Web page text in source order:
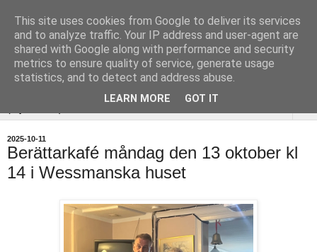
Uddevalla
Hembygdsförening
2025-10-11
Berättarkafé måndag den 13 oktober kl
14 i Wessmanska huset
This site uses cookies from Google to deliver its services
and to analyze traffic. Your IP address and user-agent are
shared with Google along with performance and security
metrics to ensure quality of service, generate usage
statistics, and to detect and address abuse.
LEARN MORE GOT IT